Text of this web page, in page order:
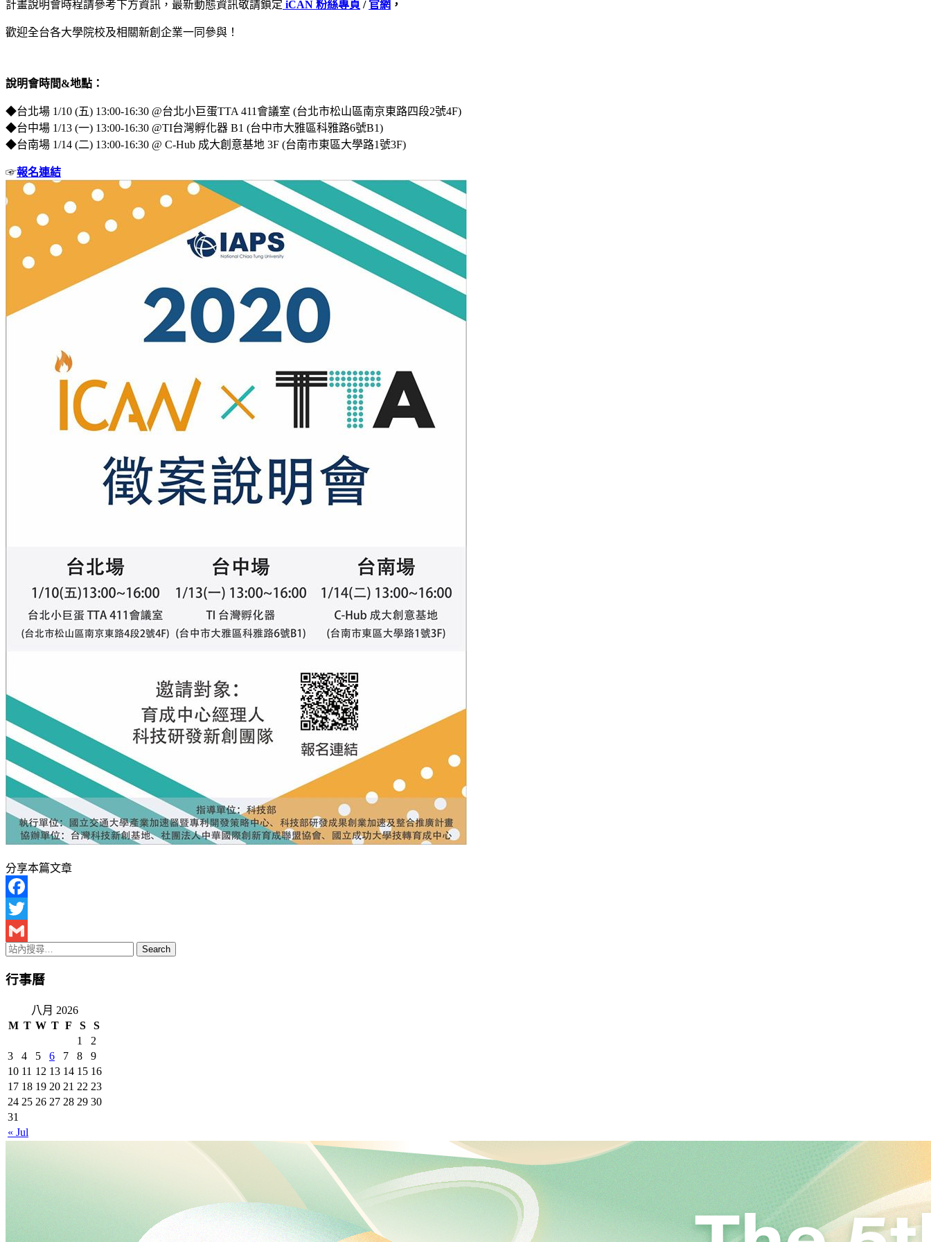
計畫說明會時程請參考下方資訊，最新動態資訊敬請鎖定 iCAN 粉絲專頁 / 官網 ，
歡迎全台各大學院校及相關新創企業一同參與！
說明會時間&地點：
◆台北場 1/10 (五) 13:00-16:30 @台北小巨蛋TTA 411會議室 (台北市松山區南京東路四段2號4F)
◆台中場 1/13 (一) 13:00-16:30 @TI台灣孵化器 B1 (台中市大雅區科雅路6號B1)
◆台南場 1/14 (二) 13:00-16:30 @ C-Hub 成大創意基地 3F (台南市東區大學路1號3F)
☞報名連結
分享本篇文章
Facebook
Twitter
Gmail
行事曆
八月 2026
M T W T F S S
« Jul
1
2
3
4 5 6 7 8
9
10 11 12 13 14 15 16
17 18 19 20 21 22 23
24 25 26 27 28 29 30
31